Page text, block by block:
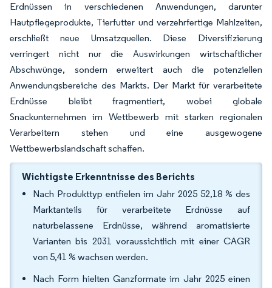
Erdnüssen in verschiedenen Anwendungen, darunter
Hautpflegeprodukte, Tierfutter und verzehrfertige Mahlzeiten,
erschließt neue Umsatzquellen. Diese Diversifizierung
verringert nicht nur die Auswirkungen wirtschaftlicher
Abschwünge, sondern erweitert auch die potenziellen
Anwendungsbereiche des Markts. Der Markt für verarbeitete
Erdnüsse bleibt fragmentiert, wobei globale
Snackunternehmen im Wettbewerb mit starken regionalen
Verarbeitern stehen und eine ausgewogene
Wettbewerbslandschaft schaffen.
Wichtigste Erkenntnisse des Berichts
Nach Produkttyp entfielen im Jahr 2025 52,18 % des
Marktanteils für verarbeitete Erdnüsse auf
naturbelassene Erdnüsse, während aromatisierte
Varianten bis 2031 voraussichtlich mit einer CAGR
von 5,41 % wachsen werden.
Nach Form hielten Ganzformate im Jahr 2025 einen